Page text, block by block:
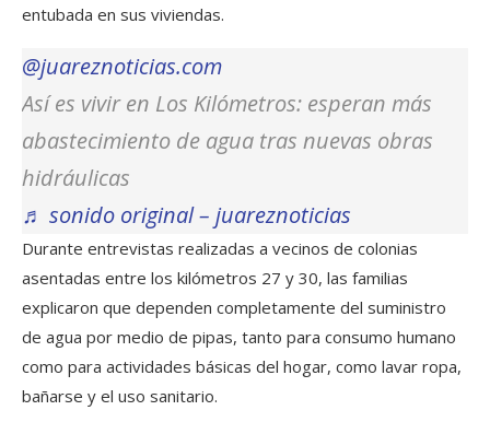
entubada en sus viviendas.
@juareznoticias.com
Así es vivir en Los Kilómetros: esperan más
abastecimiento de agua tras nuevas obras
hidráulicas
♬ sonido original – juareznoticias
Durante entrevistas realizadas a vecinos de colonias
asentadas entre los kilómetros 27 y 30, las familias
explicaron que dependen completamente del suministro
de agua por medio de pipas, tanto para consumo humano
como para actividades básicas del hogar, como lavar ropa,
bañarse y el uso sanitario.